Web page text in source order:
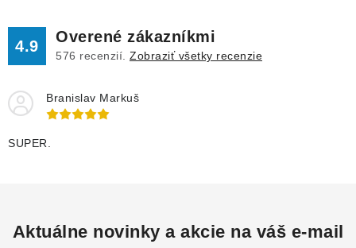
4.9
Overené zákazníkmi
576 recenzií. Zobraziť všetky recenzie
Branislav Markuš
SUPER.
Aktuálne novinky a akcie na váš e-mail